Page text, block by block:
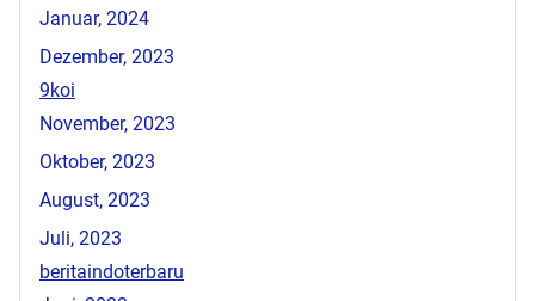
Januar, 2024
Dezember, 2023
9koi
November, 2023
Oktober, 2023
August, 2023
Juli, 2023
beritaindoterbaru